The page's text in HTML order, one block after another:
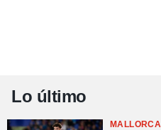
Lo último
MALLORCA